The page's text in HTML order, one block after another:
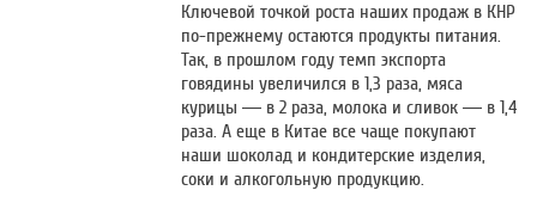
Ключевой точкой роста наших продаж в КНР
по-прежнему остаются продукты питания.
Так, в прошлом году темп экспорта
говядины увеличился в 1,3 раза, мяса
курицы — в 2 раза, молока и сливок — в 1,4
раза. А еще в Китае все чаще покупают
наши шоколад и кондитерские изделия,
соки и алкогольную продукцию.